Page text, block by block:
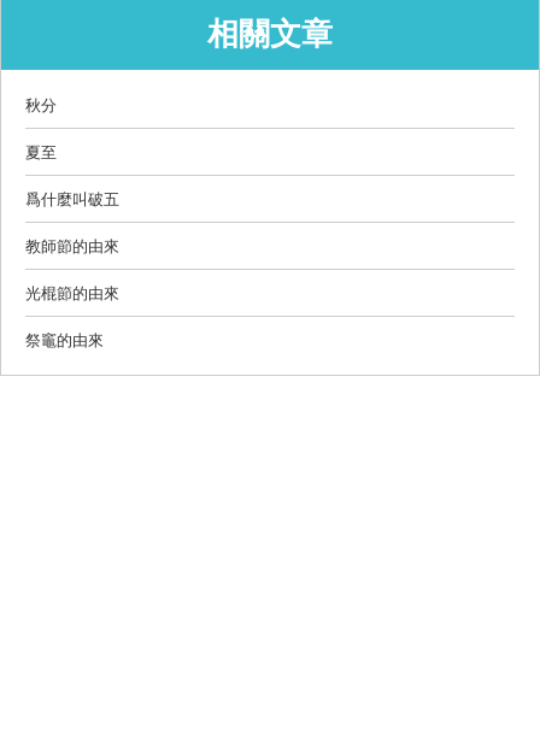
相關文章
秋分
夏至
爲什麼叫破五
教師節的由來
光棍節的由來
祭竈的由來